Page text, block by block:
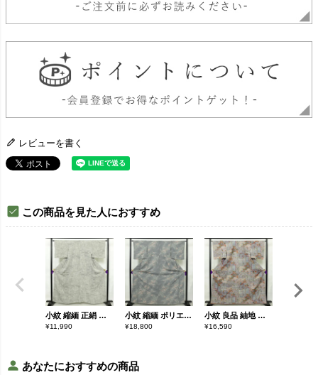
レビューを書く
この商品を見た人におすすめ
小紋 縮緬 正絹 風景柄 袷仕立て 身丈160.5cm 裄丈64.5cm 着物 グレー
¥11,990
小紋 縮緬 ポリエステル 花柄 袷仕立て 身丈164.5cm 裄丈64.5cm リサイクル着物 着物 グレー
¥18,800
小紋 良品 紬地 しつけ糸付き 正絹 古典柄 袷仕立て 身丈164cm 裄丈66cm 金彩 着物 青・紺
¥16,590
あなたにおすすめの商品